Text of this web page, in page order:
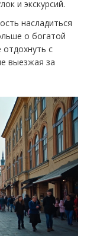
и экскурсий.
насладиться
о богатой
отдохнуть с
выезжая за